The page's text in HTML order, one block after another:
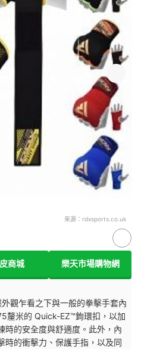
來源： rdxsports.co.uk
商城 樂天市場購物網
觀乍看之下與一般的拳擊手套內
釐米的 Quick-EZ™鉤環扣，以加
時的安全度與舒適度。此外，內
時的衝擊力、保護手指，以及同